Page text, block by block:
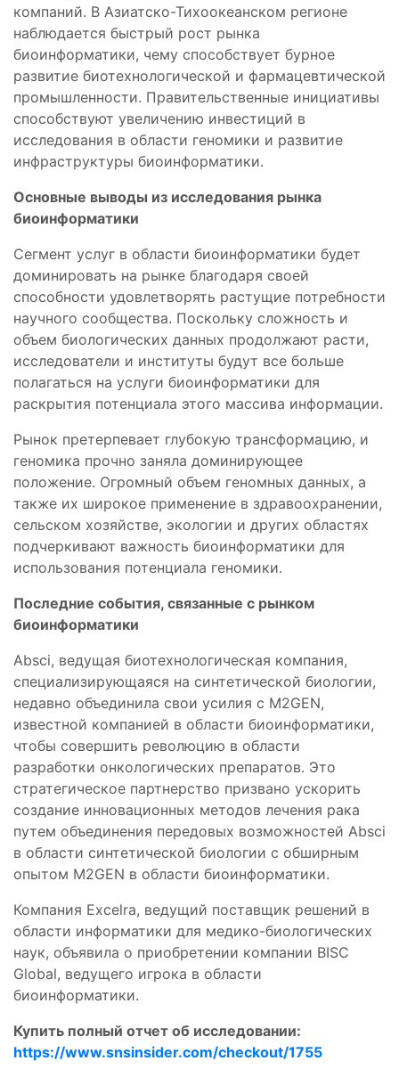
компаний. В Азиатско-Тихоокеанском регионе
наблюдается быстрый рост рынка
биоинформатики, чему способствует бурное
развитие биотехнологической и фармацевтической
промышленности. Правительственные инициативы
способствуют увеличению инвестиций в
исследования в области геномики и развитие
инфраструктуры биоинформатики.
Основные выводы из исследования рынка
биоинформатики
Сегмент услуг в области биоинформатики будет
доминировать на рынке благодаря своей
способности удовлетворять растущие потребности
научного сообщества. Поскольку сложность и
объем биологических данных продолжают расти,
исследователи и институты будут все больше
полагаться на услуги биоинформатики для
раскрытия потенциала этого массива информации.
Рынок претерпевает глубокую трансформацию, и
геномика прочно заняла доминирующее
положение. Огромный объем геномных данных, а
также их широкое применение в здравоохранении,
сельском хозяйстве, экологии и других областях
подчеркивают важность биоинформатики для
использования потенциала геномики.
Последние события, связанные с рынком
биоинформатики
Absci, ведущая биотехнологическая компания,
специализирующаяся на синтетической биологии,
недавно объединила свои усилия с M2GEN,
известной компанией в области биоинформатики,
чтобы совершить революцию в области
разработки онкологических препаратов. Это
стратегическое партнерство призвано ускорить
создание инновационных методов лечения рака
путем объединения передовых возможностей Absci
в области синтетической биологии с обширным
опытом M2GEN в области биоинформатики.
Компания Excelra, ведущий поставщик решений в
области информатики для медико-биологических
наук, объявила о приобретении компании BISC
Global, ведущего игрока в области
биоинформатики.
Купить полный отчет об исследовании:
https://www.snsinsider.com/checkout/1755